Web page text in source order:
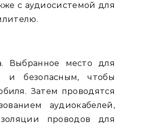
с аудиосистемой для
Выбранное место для
и безопасным, чтобы
Затем проводятся
аудиокабелей,
проводов для